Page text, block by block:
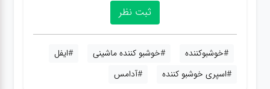
#خوشبوکننده #خوشبو کننده ماشینی
#ایفل
#اسپری خوشبو کننده
#آدامس